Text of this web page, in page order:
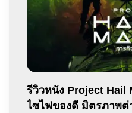
รีวิวหนัง Project Hail
ไซไฟของดี มิตรภาพต่